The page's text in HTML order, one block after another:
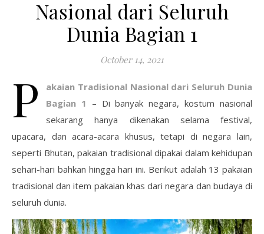
Nasional dari Seluruh
Dunia Bagian 1
October 14, 2021
P
akaian Tradisional Nasional dari Seluruh Dunia
Bagian 1 – Di banyak negara, kostum nasional
sekarang hanya dikenakan selama festival,
upacara, dan acara-acara khusus, tetapi di negara lain,
seperti Bhutan, pakaian tradisional dipakai dalam kehidupan
sehari-hari bahkan hingga hari ini. Berikut adalah 13 pakaian
tradisional dan item pakaian khas dari negara dan budaya di
seluruh dunia.